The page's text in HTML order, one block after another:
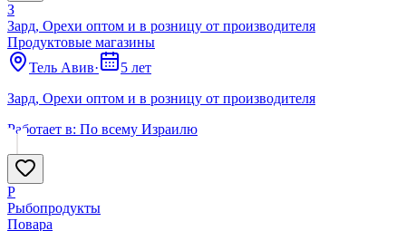
З
Зард, Орехи оптом и в розницу от производителя
Продуктовые магазины
Тель Авив·
5 лет
Зард, Орехи оптом и в розницу от производителя
Работает в: По всему Израилю
Р
Рыбопродукты
Поварa